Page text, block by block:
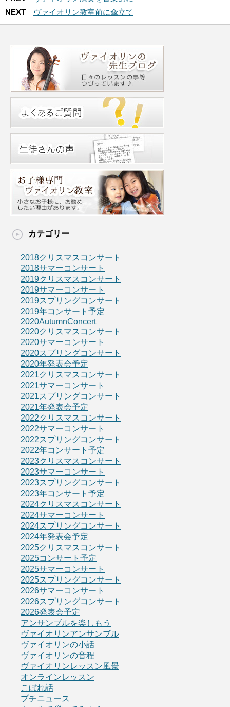
NEXT
ヴァイオリン教室前に傘立て
カテゴリー
2018クリスマスコンサート
2018サマーコンサート
2019クリスマスコンサート
2019サマーコンサート
2019スプリングコンサート
2019年コンサート予定
2020AutumnConcert
2020クリスマスコンサート
2020サマーコンサート
2020スプリングコンサート
2020年発表会予定
2021クリスマスコンサート
2021サマーコンサート
2021スプリングコンサート
2021年発表会予定
2022クリスマスコンサート
2022サマーコンサート
2022スプリングコンサート
2022年コンサート予定
2023クリスマスコンサート
2023サマーコンサート
2023スプリングコンサート
2023年コンサート予定
2024クリスマスコンサート
2024サマーコンサート
2024スプリングコンサート
2024年発表会予定
2025クリスマスコンサート
2025コンサート予定
2025サマーコンサート
2025スプリングコンサート
2026サマーコンサート
2026スプリングコンサート
2026発表会予定
アンサンブルを楽しもう
ヴァイオリンアンサンブル
ヴァイオリンの小話
ヴァイオリンの音程
ヴァイオリンレッスン風景
オンラインレッスン
こぼれ話
プチニュース